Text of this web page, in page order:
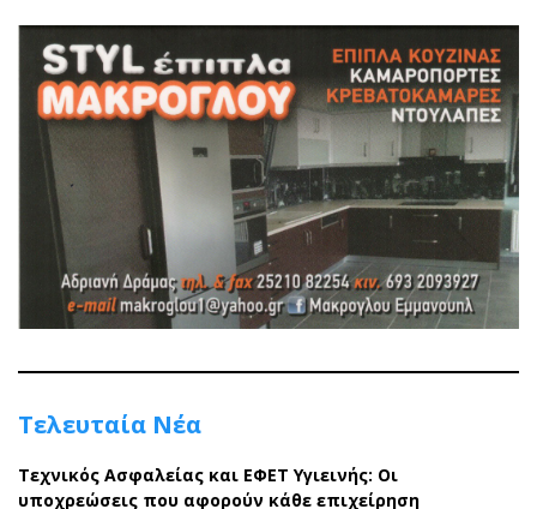
Τελευταία Νέα
Τεχνικός Ασφαλείας και ΕΦΕΤ Υγιεινής: Οι
υποχρεώσεις που αφορούν κάθε επιχείρηση